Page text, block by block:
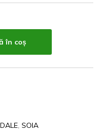
în coș
, SOIA